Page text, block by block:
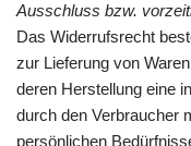
Ausschluss bzw.
Das Widerrufsrecht
zur Lieferung von
deren Herstellung eine
durch den Verbraucher
persönlichen